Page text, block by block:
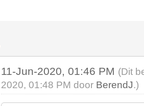
11-Jun-2020, 01:46 PM (Dit
2020, 01:48 PM door BerendJ.)